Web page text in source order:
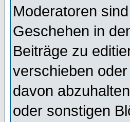
Moderatoren
Geschehen in
Beiträge zu
verschieben
davon
oder sonstigen